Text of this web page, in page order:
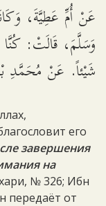
عَنْ أُمِّ عَطِيَّةَ،
وَسَلَّمَ، قَالَتْ: كُنَّا
شَيْئاً. عَنْ مُحَمَّدِ
его
завершения
на
№ 326; Ибн
передаёт от